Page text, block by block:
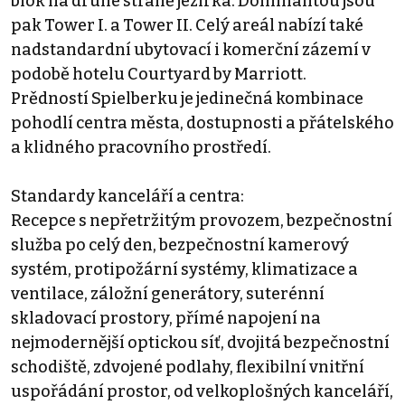
pak Tower I. a Tower II. Celý areál nabízí také
nadstandardní ubytovací i komerční zázemí v
podobě hotelu Courtyard by Marriott.
Prědností Spielberku je jedinečná kombinace
pohodlí centra města, dostupnosti a přátelského
a klidného pracovního prostředí.
Standardy kanceláří a centra:
Recepce s nepřetržitým provozem, bezpečnostní
služba po celý den, bezpečnostní kamerový
systém, protipožární systémy, klimatizace a
ventilace, záložní generátory, suterénní
skladovací prostory, přímé napojení na
nejmodernější optickou síť, dvojitá bezpečnostní
schodiště, zdvojené podlahy, flexibilní vnitřní
uspořádání prostor, od velkoplošných kanceláří,